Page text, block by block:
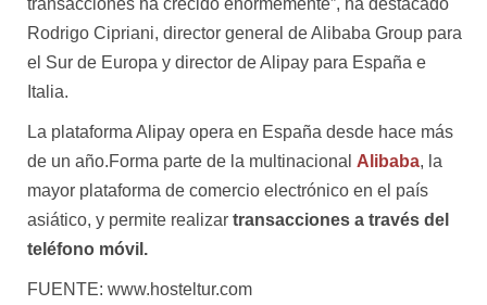
transacciones ha crecido enormemente”, ha destacado
Rodrigo Cipriani, director general de Alibaba Group para
el Sur de Europa y director de Alipay para España e
Italia.
La plataforma Alipay opera en España desde hace más
de un año.Forma parte de la multinacional Alibaba, la
mayor plataforma de comercio electrónico en el país
asiático, y permite realizar transacciones a través del
teléfono móvil.
FUENTE: www.hosteltur.com